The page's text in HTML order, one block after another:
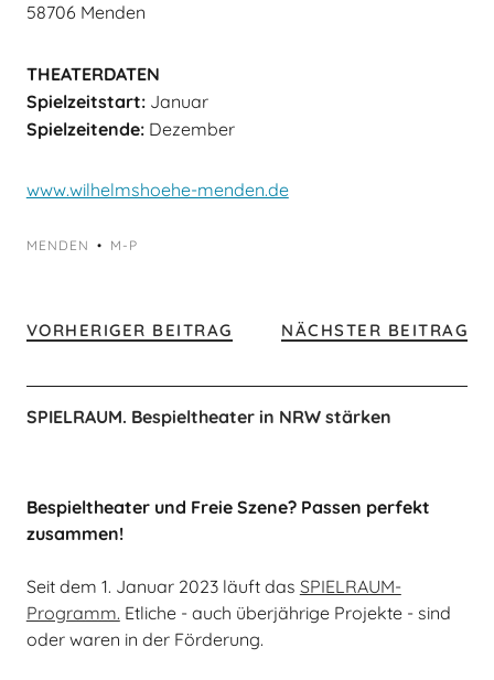
58706 Menden
THEATERDATEN
Spielzeitstart:Januar
Spielzeitende:Dezember
www.wilhelmshoehe-menden.de
MENDEN M-P
VORHERIGER BEITRAG NÄCHSTER BEITRAG
SPIELRAUM. Bespieltheater in NRW stärken
Bespieltheater und Freie Szene? Passen perfekt
zusammen!
Seit dem 1. Januar 2023 läuft das SPIELRAUM-
Programm. Etliche - auch überjährige Projekte - sind
oder waren in der Förderung.